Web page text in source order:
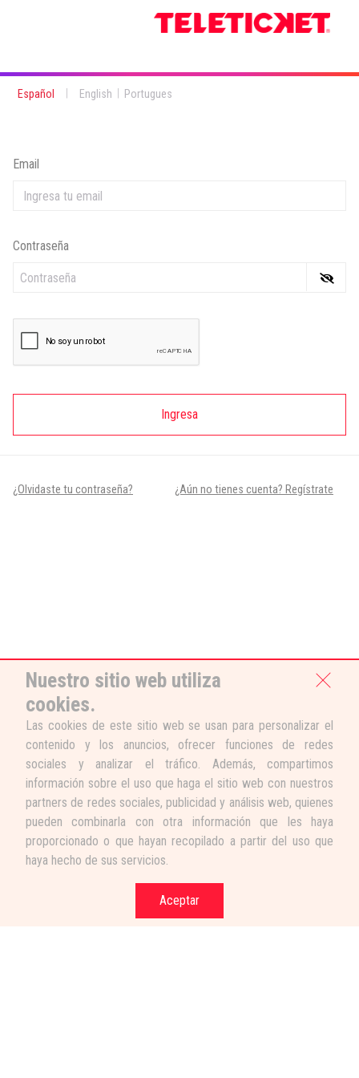
Español English Portugues
Email
Contraseña
Ingresa
¿Olvidaste tu contraseña? ¿Aún no tienes cuenta? Regístrate
Nuestro sitio web utiliza
cookies.
Las cookies de este sitio web se usan para personalizar el
contenido y los anuncios, ofrecer funciones de redes
sociales y analizar el tráfico. Además, compartimos
información sobre el uso que haga el sitio web con nuestros
partners de redes sociales, publicidad y análisis web, quienes
pueden combinarla con otra información que les haya
proporcionado o que hayan recopilado a partir del uso que
haya hecho de sus servicios.
Aceptar